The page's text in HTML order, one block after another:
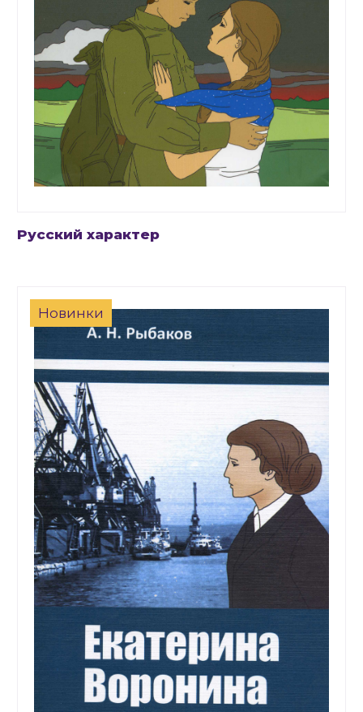
Русский характер
Новинки